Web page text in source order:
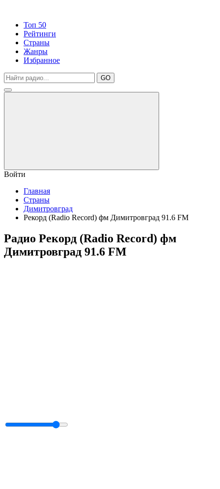
Топ 50
Рейтинги
Страны
Жанры
Избранное
GO
Войти
Главная
Страны
Димитровград
Рекорд (Radio Record) фм Димитровград 91.6 FM
Радио Рекорд (Radio Record) фм
Димитровград 91.6 FM